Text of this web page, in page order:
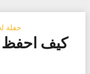
حفلة
كيف احفظ